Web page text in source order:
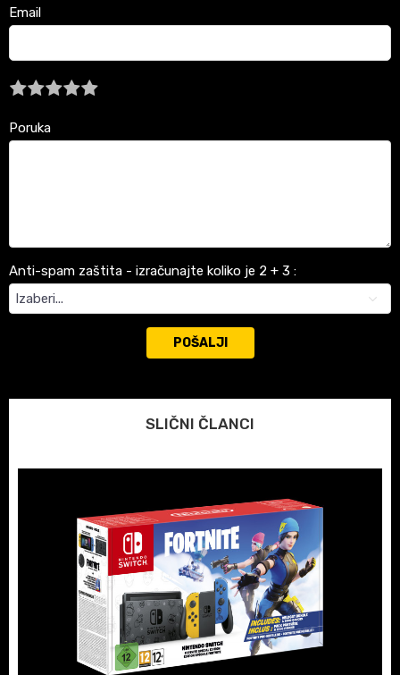
Email
Poruka
Anti-spam zaštita - izračunajte koliko je 2 + 3 :
POŠALJI
SLIČNI ČLANCI